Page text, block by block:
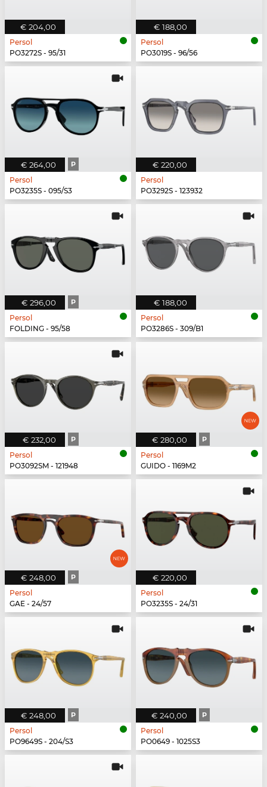
€ 204,00
Persol
PO3272S - 95/31
€ 188,00
Persol
PO3019S - 96/56
€ 264,00 P
Persol
PO3235S - 095/S3
€ 220,00
Persol
PO3292S - 123932
€ 296,00 P
Persol
FOLDING - 95/58
€ 188,00
Persol
PO3286S - 309/B1
€ 232,00 P
Persol
PO3092SM - 121948
€ 280,00 P
Persol
GUIDO - 1169M2
€ 248,00 P
Persol
GAE - 24/57
€ 220,00
Persol
PO3235S - 24/31
€ 248,00 P
Persol
PO9649S - 204/S3
€ 240,00 P
Persol
PO0649 - 1025S3